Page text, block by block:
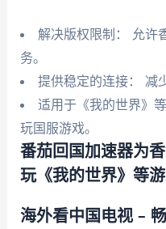
解决版权限制： 允许
务。
提供稳定的连接： 减
适用于《我的世界》
玩国服游戏。
番茄回国加速器为
玩《我的世界》等游
海外看中国电视 –